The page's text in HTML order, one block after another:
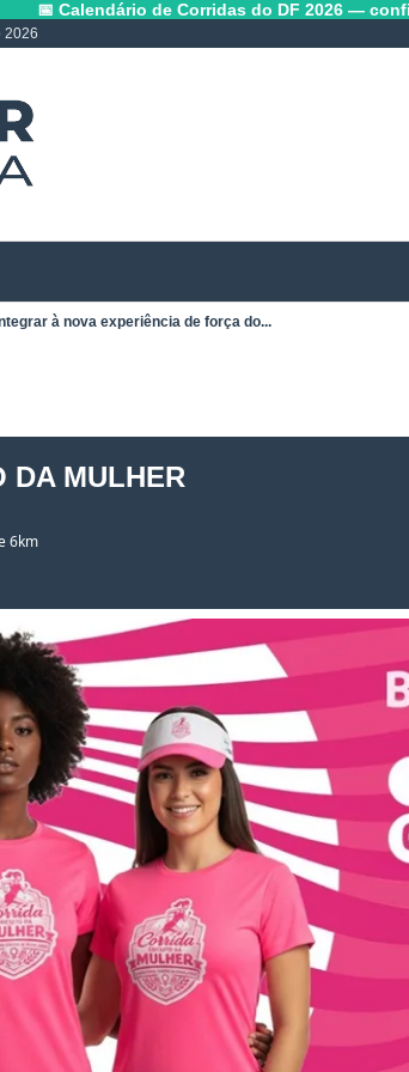
📅 Calendário de Corridas do DF 2026 —
2026
à nova experiência de força do...
DA MULHER
6km